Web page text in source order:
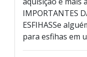
IMPORTANTES
ESFIHASSe
para esfihas em